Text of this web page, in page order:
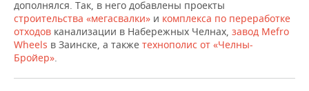
ЭНЕРГЕТИКА
ТЕЛЕКОММУНИКАЦИИ
БИЗНЕС-БРАНЧИ
ONLINE-КОНФЕРЕНЦИИ
ФУТБОЛ
ХОККЕЙ
НОВОСТИ ОБЩЕСТВА
ВЛАСТЬ
ФОТОГАЛЕРЕЯ
СЮЖЕТЫ
дополнялся. Так, в него добавлены проекты
строительства «мегасвалки» и комплекса по переработке
отходов канализации в Набережных Челнах, завод Mefro
Wheels в Заинске, а также технополис от «Челны-
Бройер».